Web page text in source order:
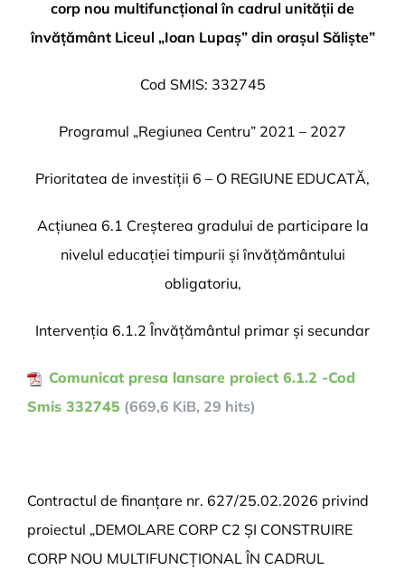
corp nou multifuncțional în cadrul unității de
învățământ Liceul „Ioan Lupaș” din orașul Săliște”
Cod SMIS: 332745
Programul „Regiunea Centru” 2021 – 2027
Prioritatea de investiții 6 – O REGIUNE EDUCATĂ,
Acțiunea 6.1 Creșterea gradului de participare la
nivelul educației timpurii și învățământului
obligatoriu,
Intervenția 6.1.2 Învățământul primar și secundar
Comunicat presa lansare proiect 6.1.2 -Cod
Smis 332745 (669,6 KiB, 29 hits)
Contractul de finanțare nr. 627/25.02.2026 privind
proiectul „DEMOLARE CORP C2 ȘI CONSTRUIRE
CORP NOU MULTIFUNCȚIONAL ÎN CADRUL